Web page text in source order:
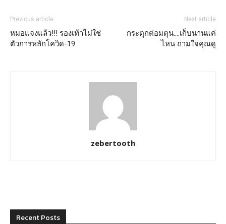
Previous article
หมอแจงแล้ว!!! รองเท้าไม่ใช่
ตัวการหลักโควิด-19
Next article
กระตุกต่อมตุน….เก็บนานแค่
ไหน ถามใจคุณดู
zebertooth
Recent Posts